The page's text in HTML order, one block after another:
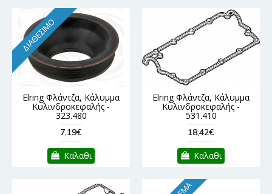
ΔΙΑΘΈΣΙΜΟ
Elring Φλάντζα, Κάλυμμα
Κυλινδροκεφαλής -
323.480
7,19€
Καλαθι
Elring Φλάντζα, Κάλυμμα
Κυλινδροκεφαλής -
531.410
18,42€
Καλαθι